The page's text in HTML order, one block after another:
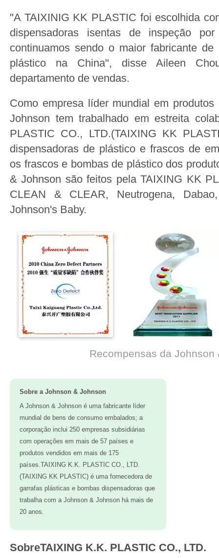
"A TAIXINIG KK PLASTIC foi escolhida
dispensadoras isentas de inspeção
continuamos sendo o maior fabricante de
plástico na China", disse Aileen
departamento de vendas.
Como empresa líder mundial em
Johnson tem trabalhado em estreita
PLASTIC CO., LTD.(TAIXING KK
dispensadoras de plástico e frascos de
os frascos e bombas de plástico dos
& Johnson são feitos pela TAIXING KK
CLEAN & CLEAR, Neutrogena,
Johnson's Baby.
Recompensas da Johnson
Sobre a Johnson & Johnson
A Johnson & Johnson é uma fabricante líder
mundial de bens de consumo embalados; a
corporação inclui 250 empresas subsidiárias
com operações em mais de 57 países e
produtos vendidos em mais de 175
países.TAIXING K.K. PLASTIC CO., LTD.
(TAIXING KK PLASTIC) é uma fornecedora de
garrafas plásticas e bombas dispensadoras que
trabalha com a Johnson & Johnson há mais de
20 anos.
SobreTAIXING K.K. PLASTIC CO., LTD.